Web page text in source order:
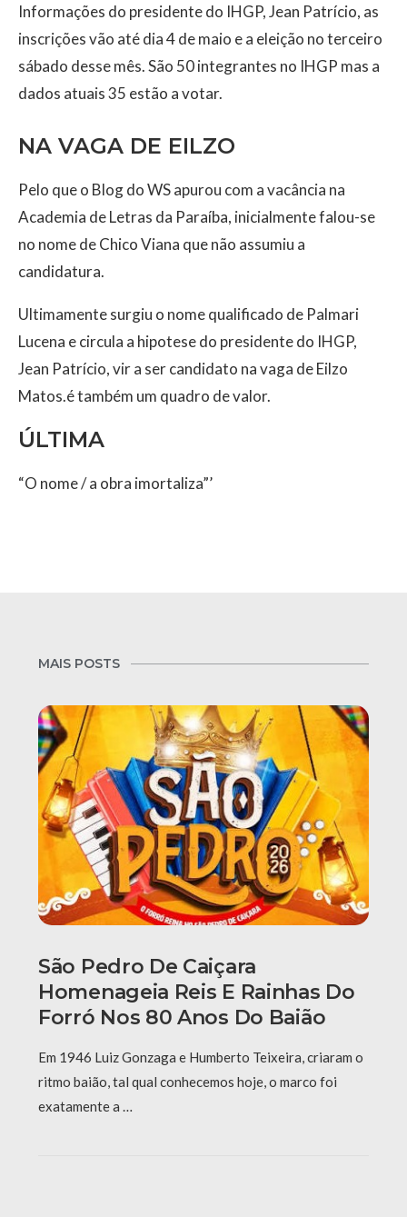
Informações do presidente do IHGP, Jean Patrício, as
inscrições vão até dia 4 de maio e a eleição no terceiro
sábado desse mês. São 50 integrantes no IHGP mas a
dados atuais 35 estão a votar.
NA VAGA DE EILZO
Pelo que o Blog do WS apurou com a vacância na
Academia de Letras da Paraíba, inicialmente falou-se
no nome de Chico Viana que não assumiu a
candidatura.
Ultimamente surgiu o nome qualificado de Palmari
Lucena e circula a hipotese do presidente do IHGP,
Jean Patrício, vir a ser candidato na vaga de Eilzo
Matos.é também um quadro de valor.
ÚLTIMA
“O nome / a obra imortaliza”’
MAIS POSTS
São Pedro De Caiçara
Homenageia Reis E Rainhas Do
Forró Nos 80 Anos Do Baião
Em 1946 Luiz Gonzaga e Humberto Teixeira, criaram o
ritmo baião, tal qual conhecemos hoje, o marco foi
exatamente a …